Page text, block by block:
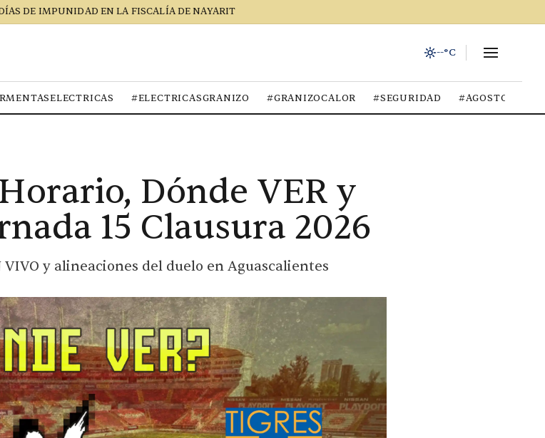
DE IMPUNIDAD EN LA FISCALÍA DE NAYARIT
--°C
#ELECTRICASGRANIZO #GRANIZOCALOR #SEGURIDAD #AGOSTO2026
Dónde VER y
15 Clausura 2026
y alineaciones del duelo en Aguascalientes